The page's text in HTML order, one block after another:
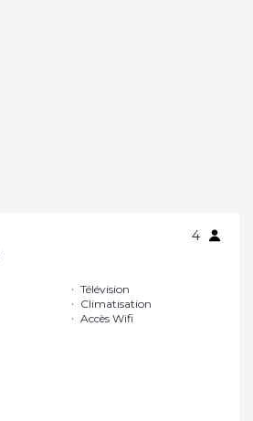
4
Télévision
Climatisation
Accès Wifi